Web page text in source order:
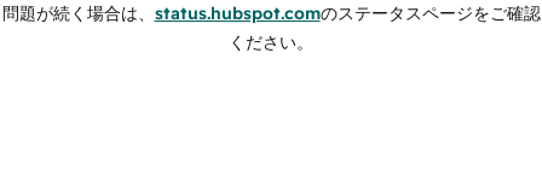
問題が続く場合は、 status.hubspot.comのステータスページをご確認
ください。